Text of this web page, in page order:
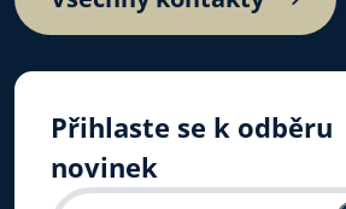
Přihlaste se k odběru
novinek